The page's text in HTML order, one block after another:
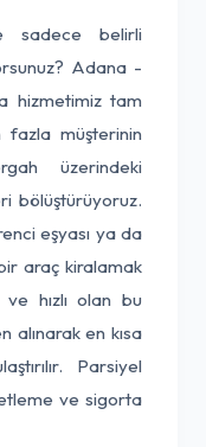
sadece belirli
Adana -
hizmetimiz tam
müşterinin
üzerindeki
bölüştürüyoruz.
eşyası ya da
araç kiralamak
ve hızlı olan bu
alınarak en kısa
Parsiyel
ve sigorta